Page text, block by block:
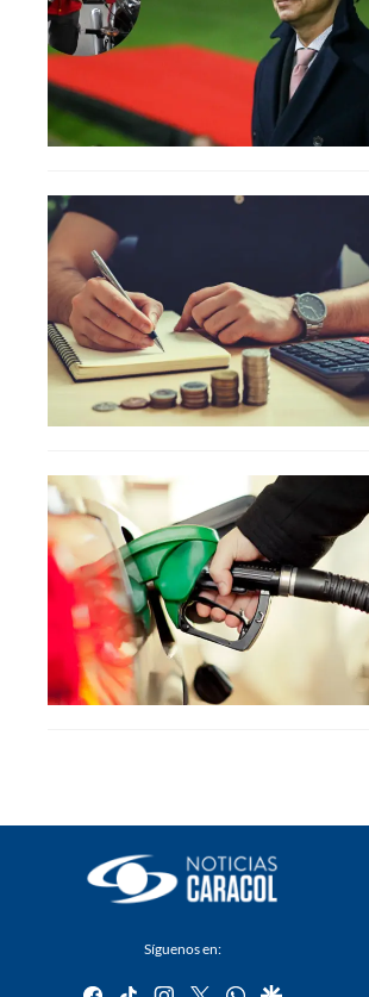
Síguenos en:
facebook
tiktok instagram
twitterwhatsapp
google